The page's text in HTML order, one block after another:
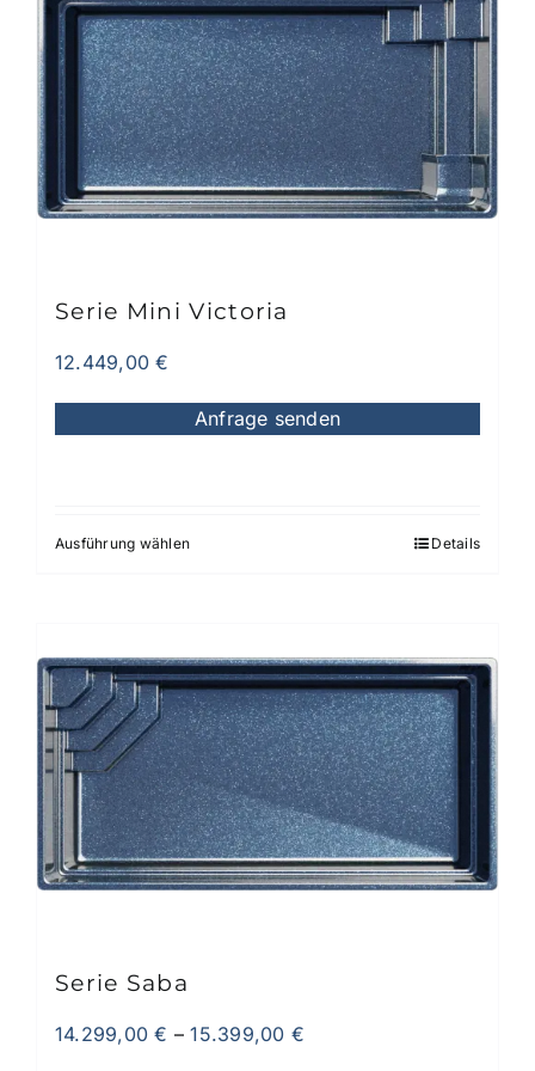
Varianten
auf.
Die
Optionen
können
auf
der
Serie Mini Victoria
12.449,00€
Anfrage senden
Ausführung wählenDieses
Varianten
auf.
Die
Optionen
können
auf
der
Details
Serie Saba
14.299,00€ –15.399,00 €